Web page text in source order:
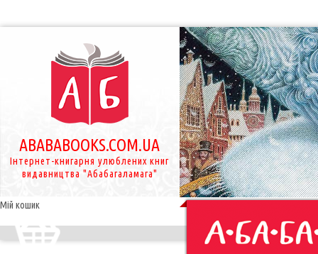
ABABABOOKS.COM.UA
Інтернет-книгарня улюблених книг
видавництва "Абабагаламага"
Мій кошик